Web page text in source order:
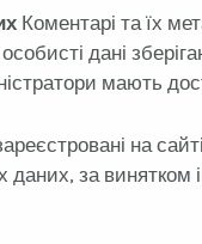
Коментарі та їх
дані
мають
на
за винятком